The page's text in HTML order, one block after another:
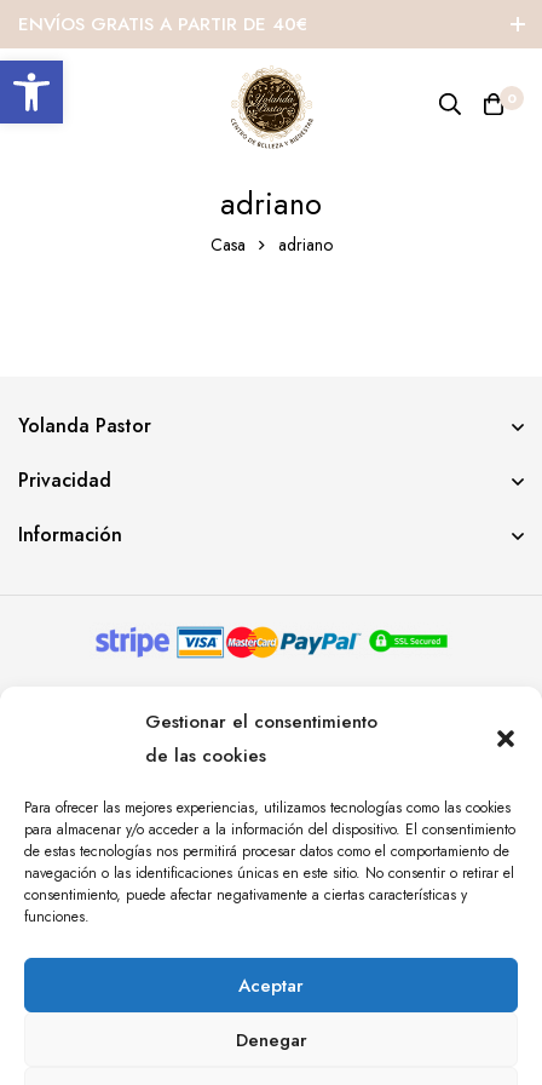
Abrir barra de herramientas
Gestionar el consentimiento
de las cookies
Para ofrecer las mejores experiencias, utilizamos tecnologías como las cookies
para almacenar y/o acceder a la información del dispositivo. El consentimiento
de estas tecnologías nos permitirá procesar datos como el comportamiento de
navegación o las identificaciones únicas en este sitio. No consentir o retirar el
consentimiento, puede afectar negativamente a ciertas características y
funciones.
Aceptar
Denegar
ENVÍOS GRATIS A PARTIR DE 40€
0
adriano
Casa adriano
Yolanda Pastor
Privacidad
Información
RESERVADOS. AGENCIA DE COMUNICACIÓN
ÁNGULO TRES.